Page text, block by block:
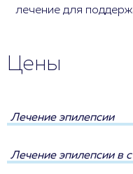
лечение для
Цены
Лечение эпилепсии
Лечение эпилепсии в